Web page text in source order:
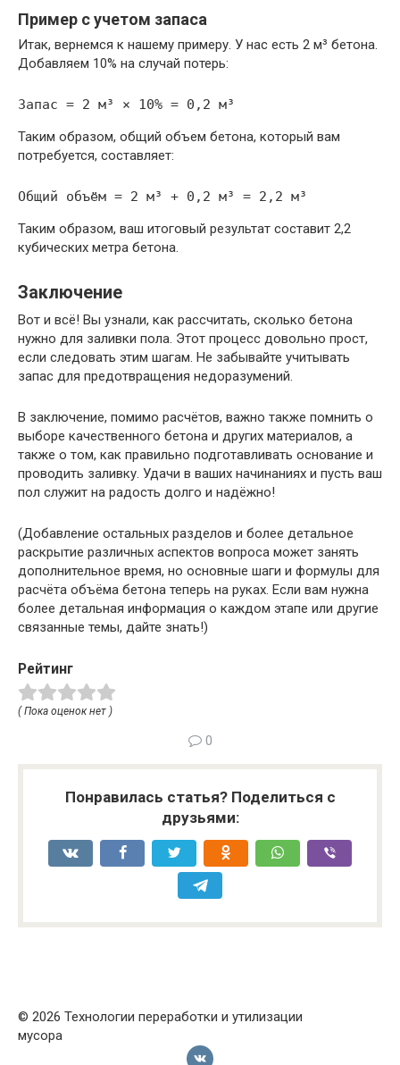
Пример с учетом запаса
Итак, вернемся к нашему примеру. У нас есть 2 м³ бетона.
Добавляем 10% на случай потерь:
Таким образом, общий объем бетона, который вам
потребуется, составляет:
Таким образом, ваш итоговый результат составит 2,2
кубических метра бетона.
Заключение
Вот и всё! Вы узнали, как рассчитать, сколько бетона
нужно для заливки пола. Этот процесс довольно прост,
если следовать этим шагам. Не забывайте учитывать
запас для предотвращения недоразумений.
В заключение, помимо расчётов, важно также помнить о
выборе качественного бетона и других материалов, а
также о том, как правильно подготавливать основание и
проводить заливку. Удачи в ваших начинаниях и пусть ваш
пол служит на радость долго и надёжно!
(Добавление остальных разделов и более детальное
раскрытие различных аспектов вопроса может занять
дополнительное время, но основные шаги и формулы для
расчёта объёма бетона теперь на руках. Если вам нужна
более детальная информация о каждом этапе или другие
связанные темы, дайте знать!)
Рейтинг
( Пока оценок нет )
0
Понравилась статья? Поделиться с
друзьями:
© 2026 Технологии переработки и утилизации
мусора